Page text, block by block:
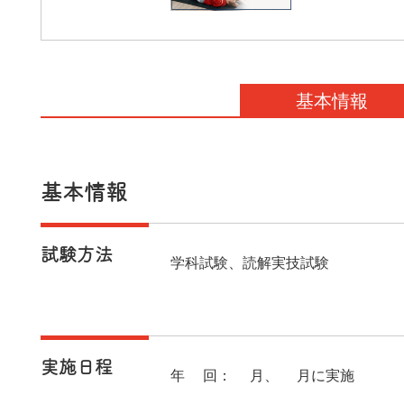
基本情報
基本情報
試験方法 学科試験、読解実技試験
実施日程 年2回：2月、8月に実施